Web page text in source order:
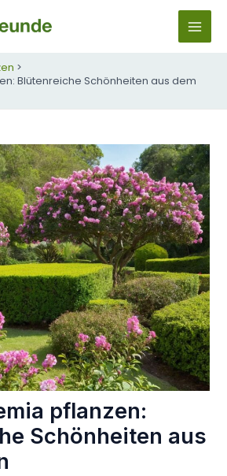
M
M
E
N
U
Blütenreiche Schönheiten aus dem
pflanzen:
Schönheiten aus